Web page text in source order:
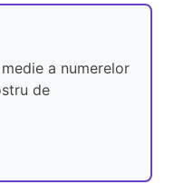
a numerelor
de